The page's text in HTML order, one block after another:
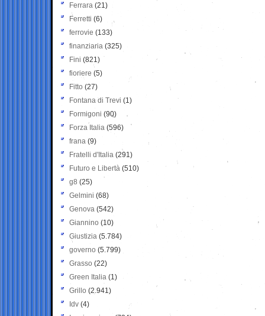
Ferrara (21)
Ferretti (6)
ferrovie (133)
finanziaria (325)
Fini (821)
fioriere (5)
Fitto (27)
Fontana di Trevi (1)
Formigoni (90)
Forza Italia (596)
frana (9)
Fratelli d'Italia (291)
Futuro e Libertà (510)
g8 (25)
Gelmini (68)
Genova (542)
Giannino (10)
Giustizia (5.784)
governo (5.799)
Grasso (22)
Green Italia (1)
Grillo (2.941)
Idv (4)